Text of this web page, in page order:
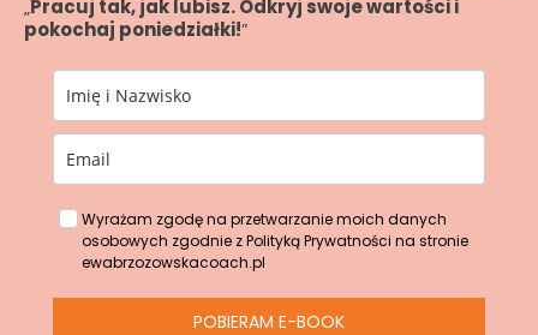
„Pracuj tak, jak lubisz. Odkryj swoje wartości i
pokochaj poniedziałki!”
Wyrażam zgodę na przetwarzanie moich danych
osobowych zgodnie z Polityką Prywatności na stronie
ewabrzozowskacoach.pl
POBIERAM E-BOOK